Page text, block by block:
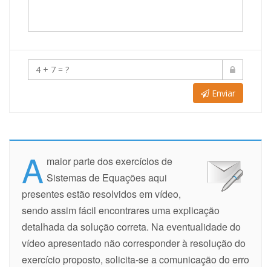
Enviar
A maior parte dos exercícios de
Sistemas de Equações aqui
presentes estão resolvidos em vídeo,
sendo assim fácil encontrares uma explicação
detalhada da solução correta. Na eventualidade do
vídeo apresentado não corresponder à resolução do
exercício proposto, solicita-se a comunicação do erro